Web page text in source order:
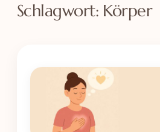
Schlagwort: Körper